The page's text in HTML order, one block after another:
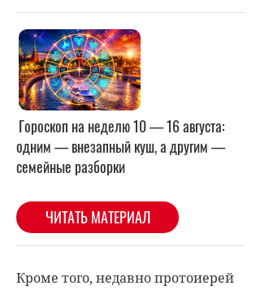
Кроме того, недавно протоиерей